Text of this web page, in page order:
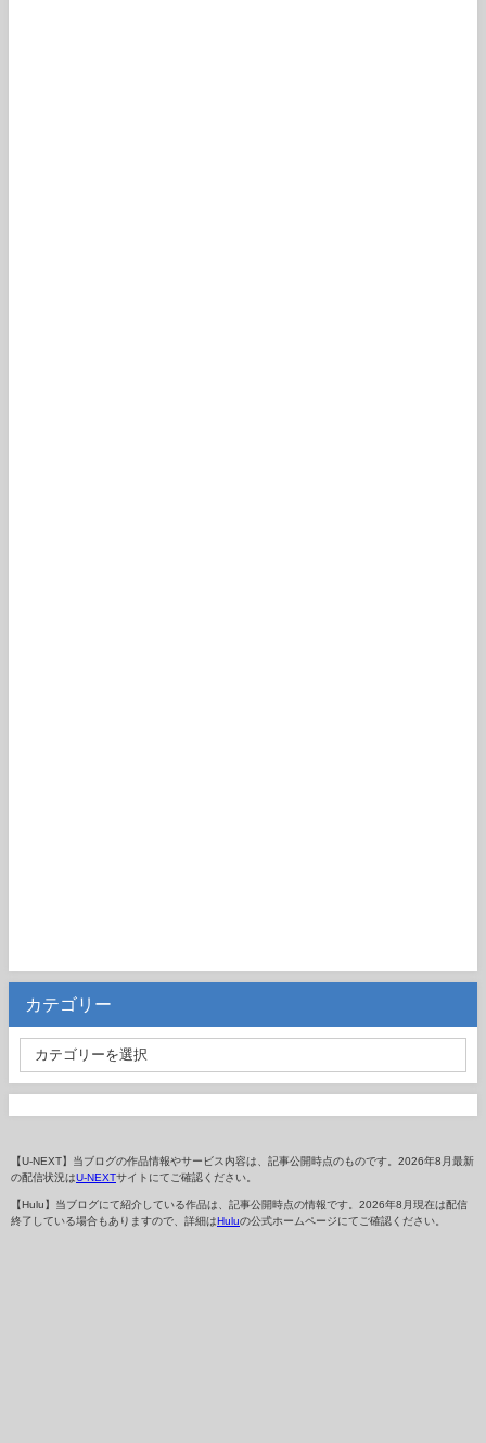
カテゴリー
【U-NEXT】当ブログの作品情報やサービス内容は、記事公開時点のものです。2026年8月最新
の配信状況はU-NEXTサイトにてご確認ください。
【Hulu】当ブログにて紹介している作品は、記事公開時点の情報です。2026年8月現在は配信
終了している場合もありますので、詳細は Huluの公式ホームページにてご確認ください。